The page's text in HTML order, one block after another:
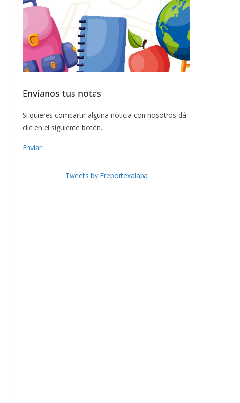
Envíanos tus notas
Si quieres compartir alguna noticia con nosotros dá
clic en el siguiente botón.
Enviar
Tweets by Freportexalapa